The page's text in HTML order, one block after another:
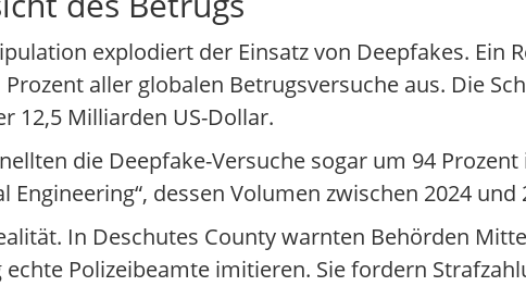
explodiert der Einsatz von Deepfakes. Ein
aller globalen Betrugsversuche aus. Die
12,5 Milliarden US-Dollar.
die Deepfake-Versuche sogar um 94
Engineering“, dessen Volumen zwischen 2024
In Deschutes County warnten Behörden
echte Polizeibeamte imitieren. Sie fordern